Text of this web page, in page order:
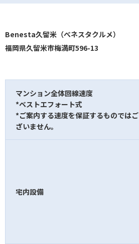
利用規約
お問合せ
Benesta久留米（べネスタクルメ）
福岡県久留米市梅満町596-13
マンション全体回線速度
*ベストエフォート式
*ご案内する速度を保証するものではご
ざいません。
宅内設備